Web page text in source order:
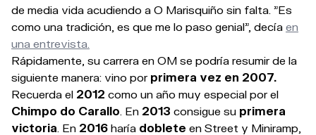
de media vida acudiendo a O Marisquiño sin falta. "Es
como una tradición, es que me lo paso genial", decía en
una entrevista.
Rápidamente, su carrera en OM se podría resumir de la
siguiente manera: vino por primera vez en 2007.
Recuerda el 2012 como un año muy especial por el
Chimpo do Carallo . En 2013 consigue su primera
victoria . En 2016 haría doblete en Street y Miniramp,